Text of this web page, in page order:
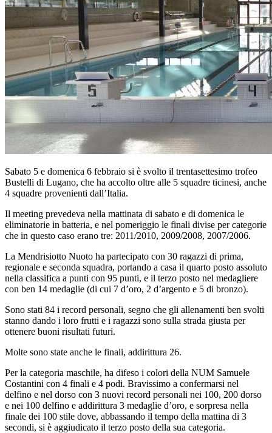
Sabato 5 e domenica 6 febbraio si è svolto il trentasettesimo trofeo
Bustelli di Lugano, che ha accolto oltre alle 5 squadre ticinesi, anche
4 squadre provenienti dall’Italia.
Il meeting prevedeva nella mattinata di sabato e di domenica le
eliminatorie in batteria, e nel pomeriggio le finali divise per categorie
che in questo caso erano tre: 2011/2010, 2009/2008, 2007/2006.
La Mendrisiotto Nuoto ha partecipato con 30 ragazzi di prima,
regionale e seconda squadra, portando a casa il quarto posto assoluto
nella classifica a punti con 95 punti, e il terzo posto nel medagliere
con ben 14 medaglie (di cui 7 d’oro, 2 d’argento e 5 di bronzo).
Sono stati 84 i record personali, segno che gli allenamenti ben svolti
stanno dando i loro frutti e i ragazzi sono sulla strada giusta per
ottenere buoni risultati futuri.
Molte sono state anche le finali, addirittura 26.
Per la categoria maschile, ha difeso i colori della NUM Samuele
Costantini con 4 finali e 4 podi. Bravissimo a confermarsi nel
delfino e nel dorso con 3 nuovi record personali nei 100, 200 dorso
e nei 100 delfino e addirittura 3 medaglie d’oro, e sorpresa nella
finale dei 100 stile dove, abbassando il tempo della mattina di 3
secondi, si è aggiudicato il terzo posto della sua categoria.